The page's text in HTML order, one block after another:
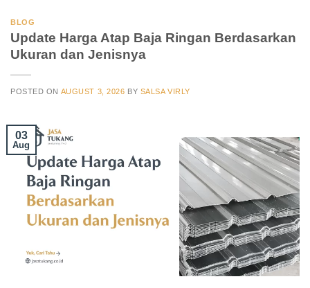
BLOG
Update Harga Atap Baja Ringan Berdasarkan
Ukuran dan Jenisnya
POSTED ON AUGUST 3, 2026 BY SALSA VIRLY
03
Aug